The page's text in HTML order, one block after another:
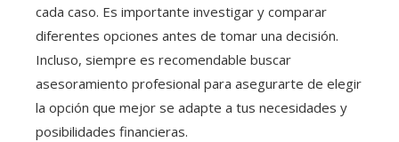
cada caso. Es importante investigar y comparar
diferentes opciones antes de tomar una decisión.
Incluso, siempre es recomendable buscar
asesoramiento profesional para asegurarte de elegir
la opción que mejor se adapte a tus necesidades y
posibilidades financieras.